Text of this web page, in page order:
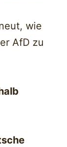
wie
AfD zu